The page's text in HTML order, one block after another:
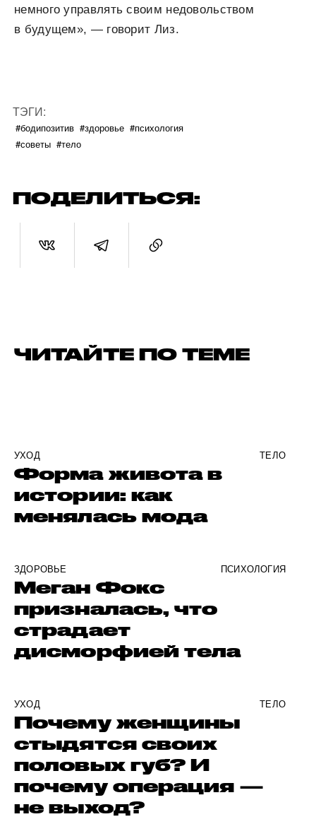
немного управлять своим недовольством
в будущем», — говорит Лиз.
ТЭГИ:
#бодипозитив #здоровье #психология
#советы #тело
ПОДЕЛИТЬСЯ:
ЧИТАЙТЕ ПО ТЕМЕ
УХОД ТЕЛО
Форма живота в
истории: как
менялась мода
ЗДОРОВЬЕ ПСИХОЛОГИЯ
Меган Фокс
призналась, что
страдает
дисморфией тела
УХОД ТЕЛО
Почему женщины
стыдятся своих
половых губ? И
почему операция —
не выход?